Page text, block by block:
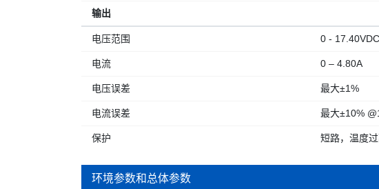
输出
电压范围 0 - 17.40VDC
电流 0 – 4.80A
电压误差 最大±1%
电流误差 最大±10%
保护 短路，温度
环境参数和总体参数